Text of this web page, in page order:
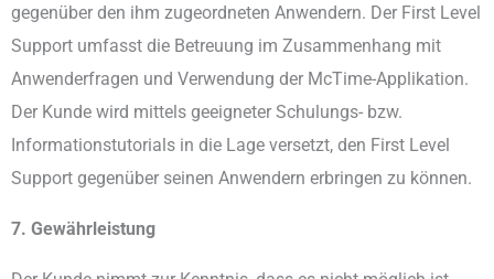
gegenüber den ihm zugeordneten Anwendern. Der First Level
Support umfasst die Betreuung im Zusammenhang mit
Anwenderfragen und Verwendung der McTime-Applikation.
Der Kunde wird mittels geeigneter Schulungs- bzw.
Informationstutorials in die Lage versetzt, den First Level
Support gegenüber seinen Anwendern erbringen zu können.
7. Gewährleistung